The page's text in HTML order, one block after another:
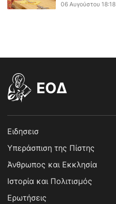
06 Αυγούστου 18:18
EOΔ
Ειδησεισ
Υπεράσπιση της Πίστης
Άνθρωπος και Εκκλησία
Ιστορία και Πολιτισμός
Ερωτήσεις